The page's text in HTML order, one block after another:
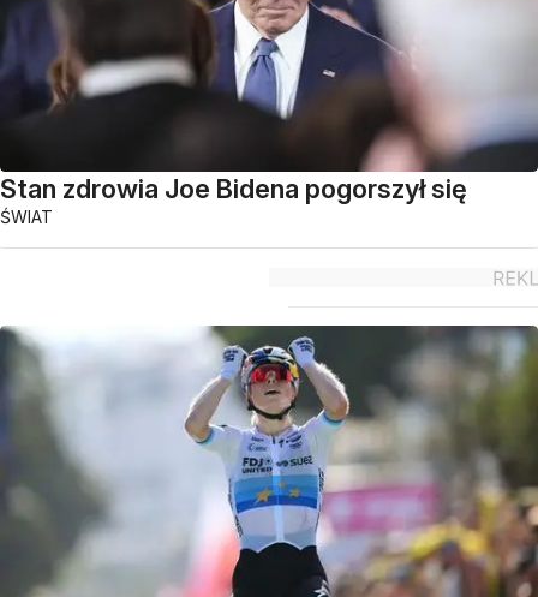
Stan zdrowia Joe Bidena pogorszył się
ŚWIAT